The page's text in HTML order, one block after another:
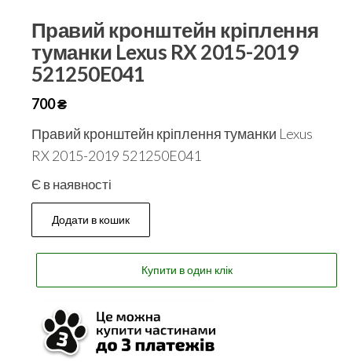
Правий кронштейн кріплення
туманки Lexus RX 2015-2019
521250E041
700₴
Правий кронштейн кріплення туманки Lexus
RX 2015-2019 521250E041
Є в наявності
Додати в кошик
Купити в один клік